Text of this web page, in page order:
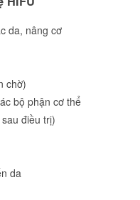
da, nâng cơ
chờ)
bộ phận cơ thể
điều trị)
da